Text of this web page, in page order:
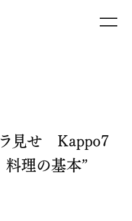
ラ見せ Kappo7
料理の基本”